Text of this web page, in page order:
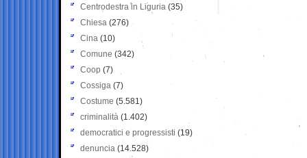
Centrodestra in Liguria (35)
Chiesa (276)
Cina (10)
Comune (342)
Coop (7)
Cossiga (7)
Costume (5.581)
criminalità (1.402)
democratici e progressisti (19)
denuncia (14.528)